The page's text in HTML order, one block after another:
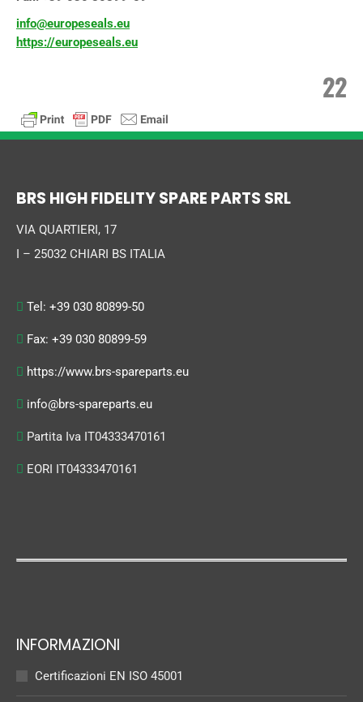
info@europeseals.eu
https://europeseals.eu
22
BRS HIGH FIDELITY SPARE PARTS SRL
VIA QUARTIERI, 17
I – 25032 CHIARI BS ITALIA
Tel: +39 030 80899-50
Fax: +39 030 80899-59
https://www.brs-spareparts.eu
info@brs-spareparts.eu
Partita Iva IT04333470161
EORI IT04333470161
INFORMAZIONI
Certificazioni EN ISO 45001